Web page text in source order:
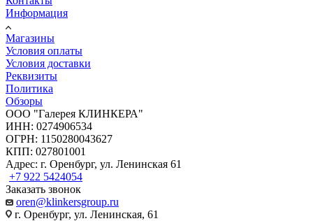
Информация
Магазины
Условия оплаты
Условия доставки
Реквизиты
Политика
Обзоры
ООО "Галерея КЛИНКЕРА"
ИНН: 0274906534
ОГРН: 1150280043627
КПП: 027801001
Адрес: г. Оренбург, ул. Ленинская 61
+7 922 5424054
Заказать звонок
oren@klinkersgroup.ru
г. Оренбург, ул. Ленинская, 61